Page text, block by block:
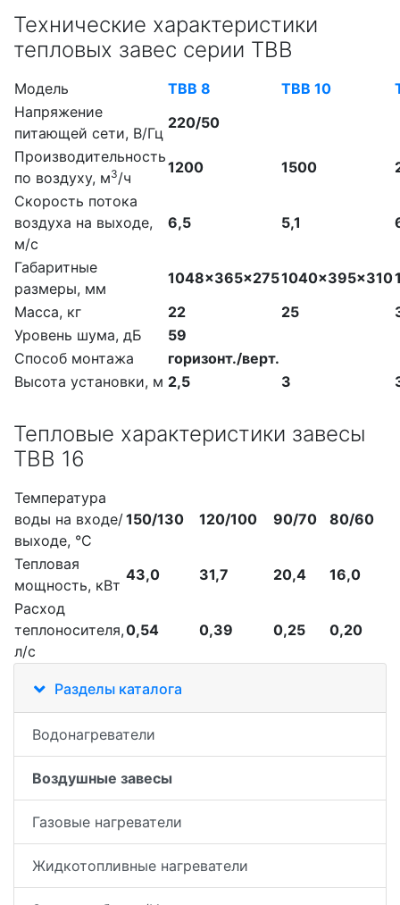
Технические характеристики
тепловых завес серии ТВВ
Модель ТВВ 8 ТВВ 10
Напряжение
питающей сети, В/Гц
220/50
Производительность
по воздуху, м3/ч
1200 1500
Скорость потока
воздуха на выходе,
м/с
6,5 5,1
Габаритные
размеры, мм
1048×365×2751040×395×310
Масса, кг
22 25
Уровень шума, дБ
59
Способ монтажа
горизонт./верт.
Высота установки, м 2,5 3
Тепловые характеристики завесы
ТВВ 16
Температура
воды на входе/
выходе, °C
150/130 120/100 90/70 80/60
Тепловая
мощность, кВт
43,0 31,7 20,4
16,0
Расход
теплоносителя,
л/с
0,54 0,39 0,25 0,20
Разделы каталога
Водонагреватели
Воздушные завесы
Газовые нагреватели
Жидкотопливные нагреватели